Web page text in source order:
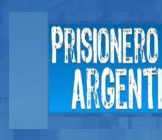
Buscador
Documentos